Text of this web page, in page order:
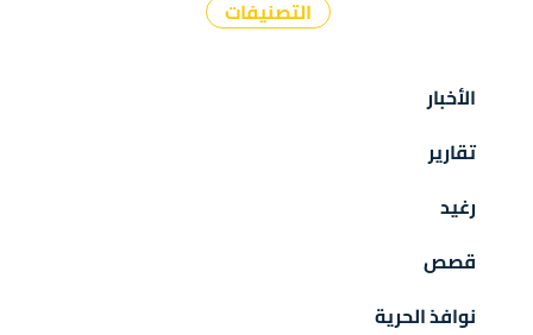
التصنيفات
الأخبار
تقارير
رغيد
قصص
نوافذ الحرية